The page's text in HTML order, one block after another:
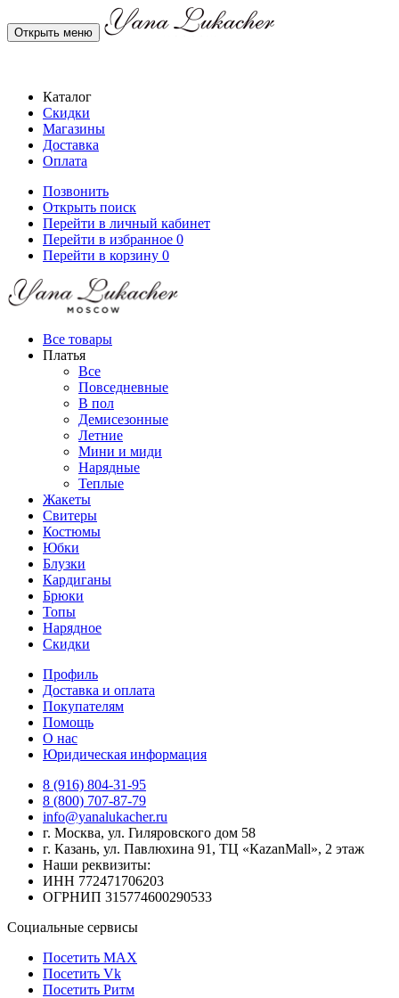
Открыть меню
Каталог
Скидки
Магазины
Доставка
Оплата
Позвонить
Открыть поиск
Перейти в личный кабинет
Перейти в избранное 0
Перейти в корзину 0
Все товары
Платья
Все
Повседневные
В пол
Демисезонные
Летние
Мини и миди
Нарядные
Теплые
Жакеты
Свитеры
Костюмы
Юбки
Блузки
Кардиганы
Брюки
Топы
Нарядное
Скидки
Профиль
Доставка и оплата
Покупателям
Помощь
О нас
Юридическая информация
8 (916) 804-31-95
8 (800) 707-87-79
info@yanalukacher.ru
г. Москва, ул. Гиляровского дом 58
г. Казань, ул. Павлюхина 91, ТЦ «КazanMall», 2 этаж
Наши реквизиты:
ИНН 772471706203
ОГРНИП 315774600290533
Социальные сервисы
Посетить MAX
Посетить Vk
Посетить Ритм